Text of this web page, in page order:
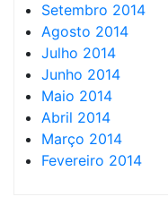
Setembro 2014
Agosto 2014
Julho 2014
Junho 2014
Maio 2014
Abril 2014
Março 2014
Fevereiro 2014